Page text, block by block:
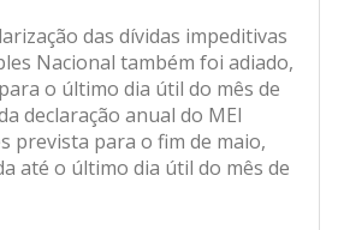
das dívidas impeditivas
Nacional também foi adiado,
o último dia útil do mês de
declaração anual do MEI
prevista para o fim de maio,
até o último dia útil do mês de